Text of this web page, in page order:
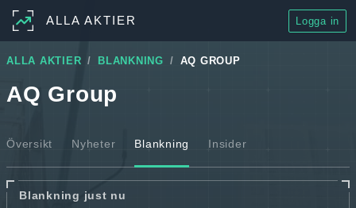
ALLA AKTIER Logga in
ALLA AKTIER BLANKNING AQ GROUP
AQ Group
Översikt Nyheter Blankning Insider
Blankning just nu